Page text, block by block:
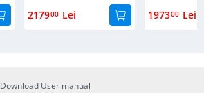
217900 Lei
197300 Lei
Download User manual